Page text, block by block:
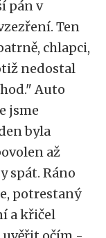
pán v
Ten
chlapci,
nedostal
Auto
jsme
byla
až
spát. Ráno
potrestaný
a křičel